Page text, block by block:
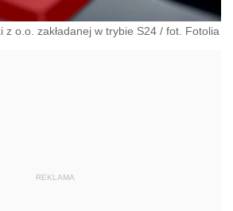
z o.o. zakładanej w trybie S24 / fot. Fotolia